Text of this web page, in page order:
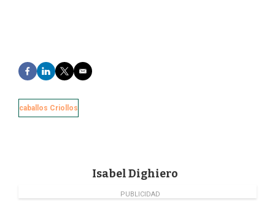
F
a
e
b
L
i
k
e
T
w
t
t
E
m
caballos Criollos
Isabel Dighiero
PUBLICIDAD